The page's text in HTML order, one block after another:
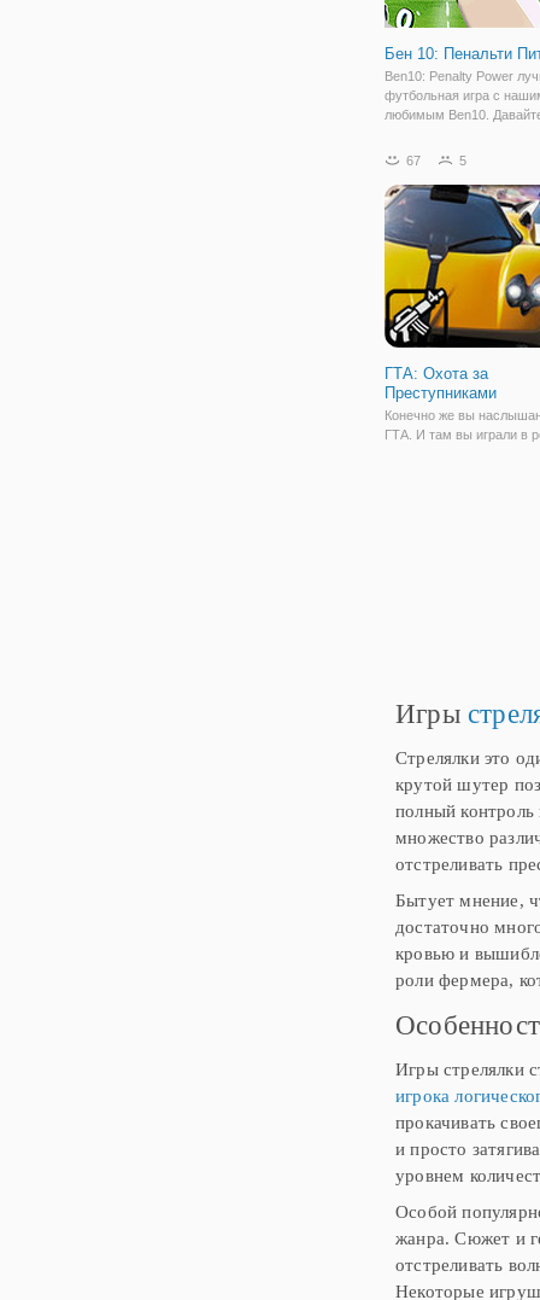
Бен 10: Пенальти
Ben10: Penalty Power
футбольная игра с
любимым Ben10.
сейчас, чтобы вы могли
Начните с выбора
инопланетянина,
хотите быть.
67 5
ГТА: Охота за
Преступниками
Конечно же вы
ГТА. И там вы играли в
Игры
Стрелялки это
крутой шутер
полный контроль
множество
отстреливать
Бытует мнение,
достаточно
кровью и
роли фермера,
Игры стрелялки
игрока
прокачивать
и просто
уровнем
Особой
жанра. Сюжет и
отстреливать
Некоторые